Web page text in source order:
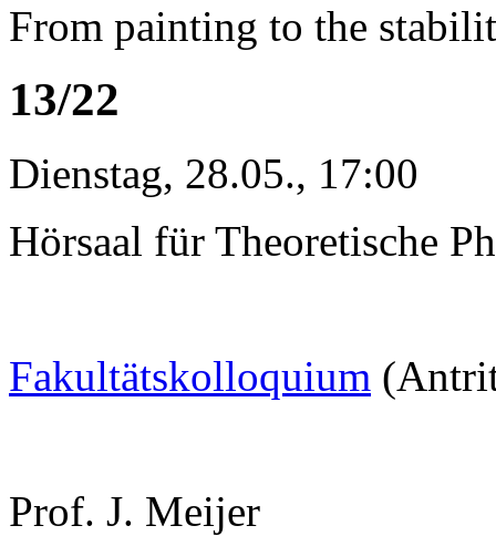
From painting to the
13/22
Dienstag, 28.05., 17:00
Hörsaal für Theoretische
Fakultätskolloquium
Prof. J. Meijer